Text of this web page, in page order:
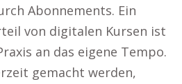
Abonnements. Ein
von digitalen Kursen ist
an das eigene Tempo.
gemacht werden,